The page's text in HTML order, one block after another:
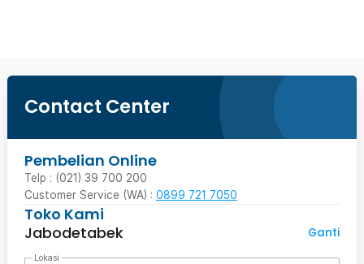
Contact Center
Pembelian Online
Telp : (021) 39 700 200
Customer Service (WA) : 0899 721 7050
Toko Kami
Jabodetabek
Ganti
Lokasi